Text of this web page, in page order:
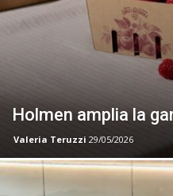
Holmen amplia la
Valeria Teruzzi 29/05/2026